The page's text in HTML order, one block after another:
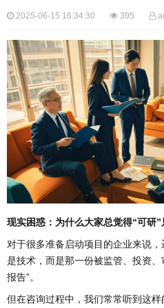
2025-06-15 16:34:30 395
现实困惑：为什么大家总觉得“可研”
对于很多准备启动项目的企业来说
是技术，而是那一份被监管、投资
报告”。
但在咨询过程中，我们常常听到这样